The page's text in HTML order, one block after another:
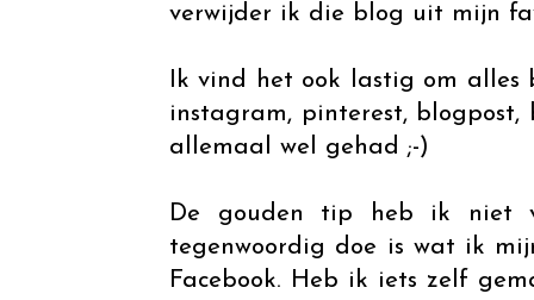
verwijder ik die blog uit mijn
Ik vind het ook lastig om alles
instagram, pinterest,
allemaal wel gehad ;-)
De gouden tip heb ik niet
tegenwoordig doe is wat ik
Facebook. Heb ik iets zelf